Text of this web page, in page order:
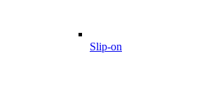
Slip-on